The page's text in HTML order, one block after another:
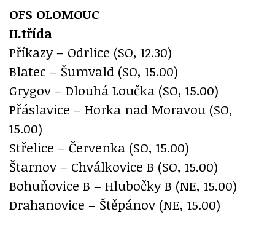
OFS OLOMOUC
II.třída
Příkazy – Odrlice (SO, 12.30)
Blatec – Šumvald (SO, 15.00)
Grygov – Dlouhá Loučka (SO, 15.00)
Přáslavice – Horka nad Moravou (SO,
15.00)
Střelice – Červenka (SO, 15.00)
Štarnov – Chválkovice B (SO, 15.00)
Bohuňovice B – Hlubočky B (NE, 15.00)
Drahanovice – Štěpánov (NE, 15.00)